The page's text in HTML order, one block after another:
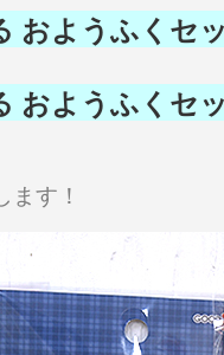
おようふくセ
おようふくセ
ます！